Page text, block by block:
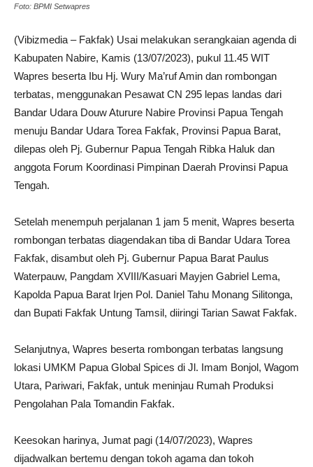
Foto: BPMI Setwapres
(Vibizmedia – Fakfak) Usai melakukan serangkaian agenda di
Kabupaten Nabire, Kamis (13/07/2023), pukul 11.45 WIT
Wapres beserta Ibu Hj. Wury Ma’ruf Amin dan rombongan
terbatas, menggunakan Pesawat CN 295 lepas landas dari
Bandar Udara Douw Aturure Nabire Provinsi Papua Tengah
menuju Bandar Udara Torea Fakfak, Provinsi Papua Barat,
dilepas oleh Pj. Gubernur Papua Tengah Ribka Haluk dan
anggota Forum Koordinasi Pimpinan Daerah Provinsi Papua
Tengah.
Setelah menempuh perjalanan 1 jam 5 menit, Wapres beserta
rombongan terbatas diagendakan tiba di Bandar Udara Torea
Fakfak, disambut oleh Pj. Gubernur Papua Barat Paulus
Waterpauw, Pangdam XVIII/Kasuari Mayjen Gabriel Lema,
Kapolda Papua Barat Irjen Pol. Daniel Tahu Monang Silitonga,
dan Bupati Fakfak Untung Tamsil, diiringi Tarian Sawat Fakfak.
Selanjutnya, Wapres beserta rombongan terbatas langsung
lokasi UMKM Papua Global Spices di Jl. Imam Bonjol, Wagom
Utara, Pariwari, Fakfak, untuk meninjau Rumah Produksi
Pengolahan Pala Tomandin Fakfak.
Keesokan harinya, Jumat pagi (14/07/2023), Wapres
dijadwalkan bertemu dengan tokoh agama dan tokoh